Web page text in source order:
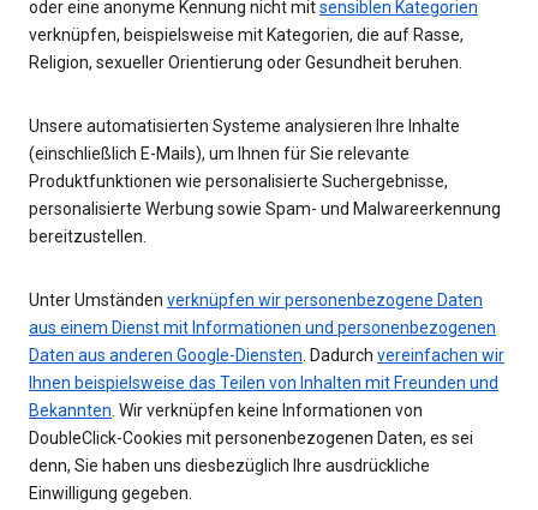
oder eine anonyme Kennung nicht mitsensiblen Kategorien
verknüpfen, beispielsweise mit Kategorien, die auf Rasse,
Religion, sexueller Orientierung oder Gesundheit beruhen.
Unsere automatisierten Systeme analysieren Ihre Inhalte
(einschließlich E-Mails), um Ihnen für Sie relevante
Produktfunktionen wie personalisierte Suchergebnisse,
personalisierte Werbung sowie Spam- und Malwareerkennung
bereitzustellen.
Unter Umständen verknüpfen wir personenbezogene Daten
aus einem Dienst mit Informationen und personenbezogenen
Daten aus anderen Google-Diensten. Dadurch vereinfachen wir
Ihnen beispielsweise das Teilen von Inhalten mit Freunden und
Bekannten. Wir verknüpfen keine Informationen von
DoubleClick-Cookies mit personenbezogenen Daten, es sei
denn, Sie haben uns diesbezüglich Ihre ausdrückliche
Einwilligung gegeben.